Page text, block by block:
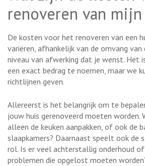
renoveren van mijn
De kosten voor het renoveren van een
variëren, afhankelijk van de omvang
niveau van afwerking dat je wenst. Het
een exact bedrag te noemen, maar we
richtlijnen geven.
Allereerst is het belangrijk om te
jouw huis gerenoveerd moeten worden.
alleen de keuken aanpakken, of ook de
slaapkamers? Daarnaast speelt ook de
rol. Is er veel achterstallig onderhoud
problemen die opgelost moeten